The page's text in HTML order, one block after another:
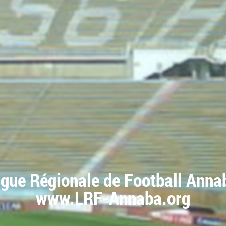
Régionale de Football
www.LRF-Annaba.org